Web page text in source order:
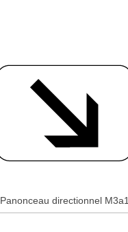
Panonceau directionnel M3a1